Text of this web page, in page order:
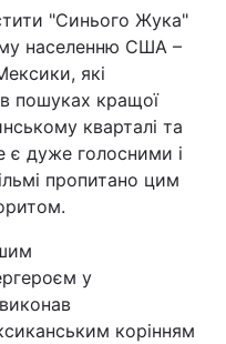
"Синього Жука"
населенню США –
які
пошуках кращої
кварталі та
є дуже голосними і
пропитано цим
у
корінням